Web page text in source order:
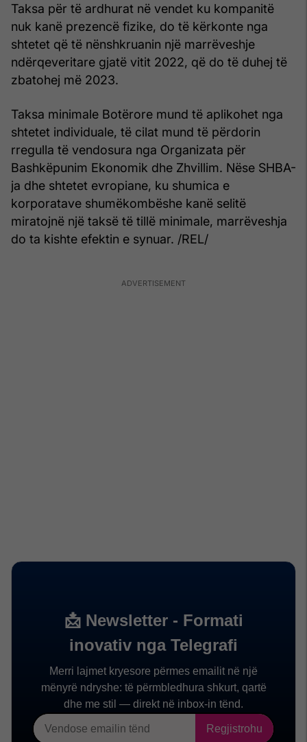
Taksa për të ardhurat në vendet ku kompanitë
nuk kanë prezencë fizike, do të kërkonte nga
shtetet që të nënshkruanin një marrëveshje
ndërqeveritare gjatë vitit 2022, që do të duhej të
zbatohej më 2023.
Taksa minimale Botërore mund të aplikohet nga
shtetet individuale, të cilat mund të përdorin
rregulla të vendosura nga Organizata për
Bashkëpunim Ekonomik dhe Zhvillim. Nëse SHBA-
ja dhe shtetet evropiane, ku shumica e
korporatave shumëkombëshe kanë selitë
miratojnë një taksë të tillë minimale, marrëveshja
do ta kishte efektin e synuar. /REL/